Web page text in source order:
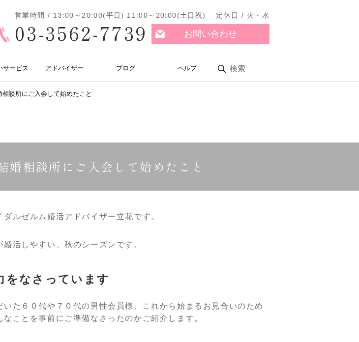
営業時間 / 13:00～20:00(平日) 11:00～20:00(土日祝) 定休日 / 火・水
03-3562-7739 お問い合わせ
サービス アドバイザー ブログ ヘルプ 検索
談所にご入会して始めたこと
相談所にご入会して始めたこと
ルゼルム婚活アドバイザー立花です。
活しやすい、秋のシーズンです。
をなさっています
た６０代や７０代の男性会員様、これから始まるお見合いのため
ことを事前にご準備なさったのかご紹介します。